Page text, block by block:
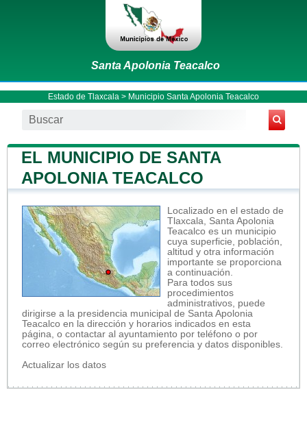
Santa Apolonia Teacalco
Estado de Tlaxcala > Municipio Santa Apolonia Teacalco
EL MUNICIPIO DE SANTA
APOLONIA TEACALCO
Localizado en el estado de
Tlaxcala, Santa Apolonia
Teacalco es un municipio
cuya superficie, población,
altitud y otra información
importante se proporciona
a continuación.
Para todos sus
procedimientos
administrativos, puede
dirigirse a la presidencia municipal de Santa Apolonia
Teacalco en la dirección y horarios indicados en esta
página, o contactar al ayuntamiento por teléfono o por
correo electrónico según su preferencia y datos disponibles.
Actualizar los datos